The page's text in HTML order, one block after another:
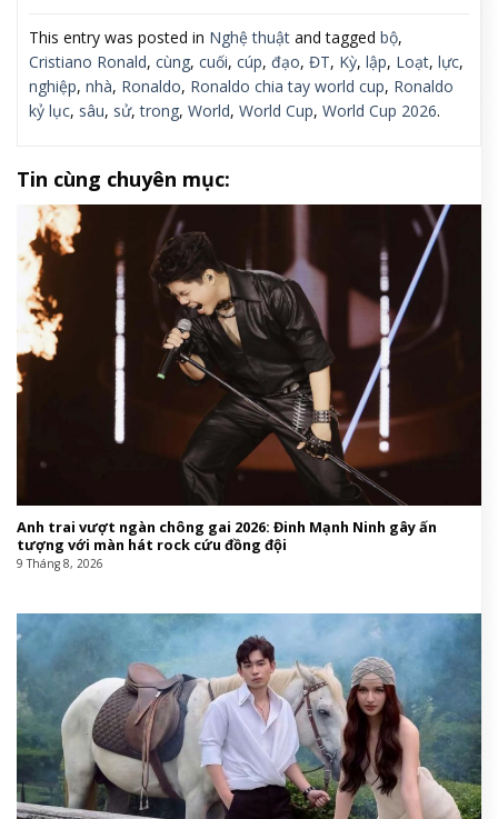
This entry was posted in Nghệ thuật and tagged bộ,
Cristiano Ronald, cùng, cuối, cúp, đạo, ĐT, Kỳ, lập, Loạt, lực,
nghiệp, nhà, Ronaldo, Ronaldo chia tay world cup, Ronaldo
kỷ lục, sâu, sử,trong, World, World Cup, World Cup 2026.
Tin cùng chuyên mục:
Anh trai vượt ngàn chông gai 2026: Đinh Mạnh Ninh gây ấn
tượng với màn hát rock cứu đồng đội
9 Tháng 8, 2026